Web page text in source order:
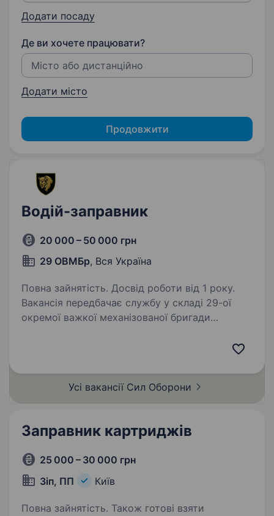
Додати посаду
Де ви хочете працювати?
Додати місто
Продовжити
Водій-заправник
20 000 – 50 000 грн
29 ОВМБр, Вся Україна
Повна зайнятість. Досвід роботи від 1 року.
Вакансія передбачає службу у складі 29-ої
окремої важкої механізованої бригади
Підрозділ шукає мотивованих кандидатів для
водія…
Усі вакансії Сил Оборони
Заправник картриджів
25 000 – 30 000 грн
Зіп, ПП
Київ
Повна зайнятість. Також готові взяти